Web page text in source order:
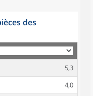
des
5,3
4,0